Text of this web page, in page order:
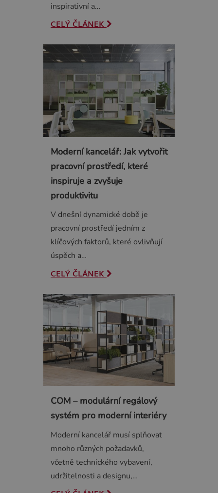
inspirativní a…
CELÝ ČLÁNEK
Moderní kancelář: Jak vytvořit
pracovní prostředí, které
inspiruje a zvyšuje
produktivitu
V dnešní dynamické době je
pracovní prostředí jedním z
klíčových faktorů, které ovlivňují
úspěch a…
CELÝ ČLÁNEK
COM – modulární regálový
systém pro moderní interiéry
Moderní kancelář musí splňovat
mnoho různých požadavků,
včetně technického vybavení,
udržitelnosti a designu,…